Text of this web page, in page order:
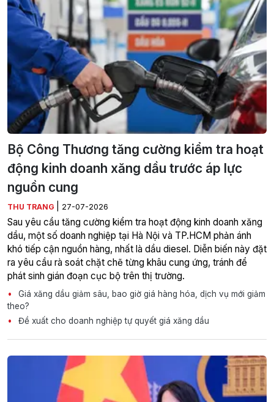
Bộ Công Thương tăng cường kiểm tra hoạt
động kinh doanh xăng dầu trước áp lực
nguồn cung
THU TRANG 27-07-2026
Sau yêu cầu tăng cường kiểm tra hoạt động kinh doanh xăng
dầu, một số doanh nghiệp tại Hà Nội và TP.HCM phản ánh
khó tiếp cận nguồn hàng, nhất là dầu diesel. Diễn biến này đặt
ra yêu cầu rà soát chặt chẽ từng khâu cung ứng, tránh để
phát sinh gián đoạn cục bộ trên thị trường.
Giá xăng dầu giảm sâu, bao giờ giá hàng hóa, dịch vụ mới giảm
theo?
Đề xuất cho doanh nghiệp tự quyết giá xăng dầu